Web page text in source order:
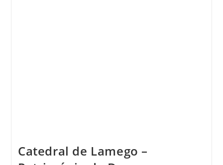
Catedral de Lamego –